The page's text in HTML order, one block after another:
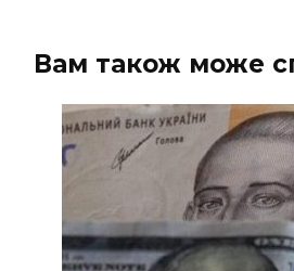
Вам також може